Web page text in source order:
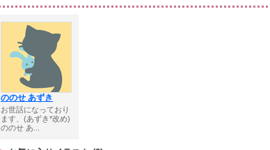
ののせ あずき
お世話になっており
ます、(あずき*改め)
ののせ あ...